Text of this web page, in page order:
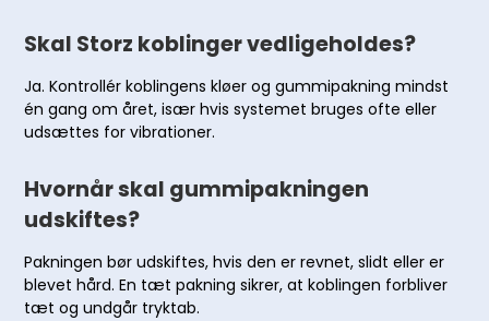
Skal Storz koblinger vedligeholdes?
Ja. Kontrollér koblingens kløer og gummipakning mindst
én gang om året, især hvis systemet bruges ofte eller
udsættes for vibrationer.
Hvornår skal gummipakningen
udskiftes?
Pakningen bør udskiftes, hvis den er revnet, slidt eller er
blevet hård. En tæt pakning sikrer, at koblingen forbliver
tæt og undgår tryktab.